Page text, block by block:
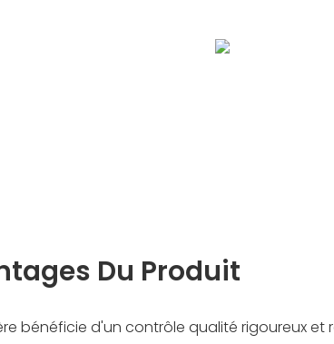
Du Produit
bénéficie d'un contrôle qualité rigoureux et